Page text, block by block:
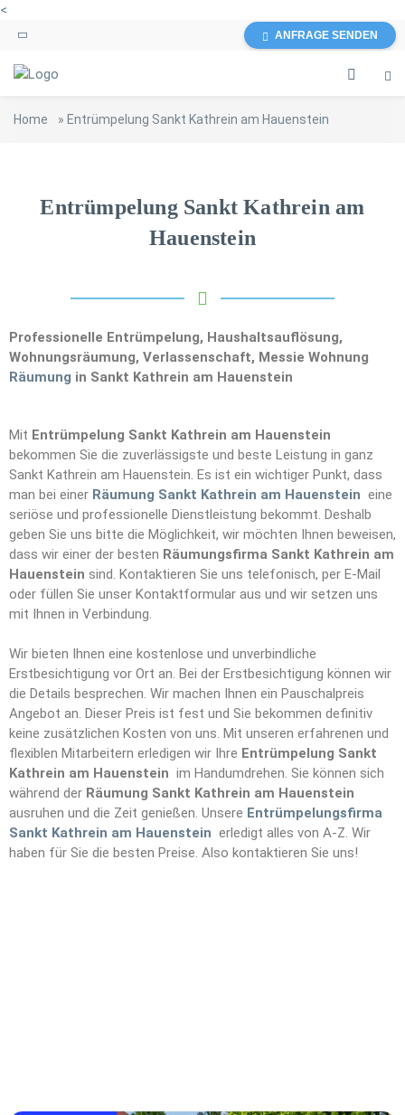
<
ANFRAGE SENDEN
Home » Entrümpelung Sankt Kathrein am Hauenstein
Entrümpelung Sankt Kathrein am
Hauenstein
Professionelle Entrümpelung, Haushaltsauflösung,
Wohnungsräumung, Verlassenschaft, Messie Wohnung
Räumung in Sankt Kathrein am Hauenstein
Mit Entrümpelung Sankt Kathrein am Hauenstein
bekommen Sie die zuverlässigste und beste Leistung in ganz
Sankt Kathrein am Hauenstein. Es ist ein wichtiger Punkt, dass
man bei einer Räumung Sankt Kathrein am Hauenstein eine
seriöse und professionelle Dienstleistung bekommt. Deshalb
geben Sie uns bitte die Möglichkeit, wir möchten Ihnen beweisen,
dass wir einer der besten Räumungsfirma Sankt Kathrein am
Hauenstein sind. Kontaktieren Sie uns telefonisch, per E-Mail
oder füllen Sie unser Kontaktformular aus und wir setzen uns
mit Ihnen in Verbindung.
Wir bieten Ihnen eine kostenlose und unverbindliche
Erstbesichtigung vor Ort an. Bei der Erstbesichtigung können wir
die Details besprechen. Wir machen Ihnen ein Pauschalpreis
Angebot an. Dieser Preis ist fest und Sie bekommen definitiv
keine zusätzlichen Kosten von uns. Mit unseren erfahrenen und
flexiblen Mitarbeitern erledigen wir Ihre Entrümpelung Sankt
Kathrein am Hauenstein im Handumdrehen. Sie können sich
während der Räumung Sankt Kathrein am Hauenstein
ausruhen und die Zeit genießen. Unsere Entrümpelungsfirma
Sankt Kathrein am Hauenstein erledigt alles von A-Z. Wir
haben für Sie die besten Preise. Also kontaktieren Sie uns!